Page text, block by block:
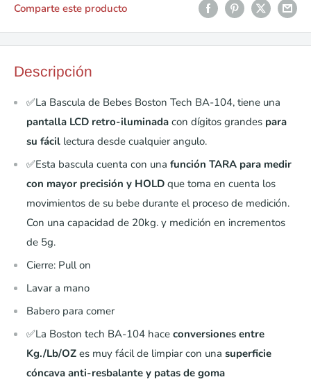
Comparte este producto
Descripción
✅La Bascula de Bebes Boston Tech BA-104, tiene una
pantalla LCD retro-iluminada con dígitos grandes para
su fácil lectura desde cualquier angulo.
✅Esta bascula cuenta con una función TARA para medir
con mayor precisión y HOLD que toma en cuenta los
movimientos de su bebe durante el proceso de medición.
Con una capacidad de 20kg. y medición en incrementos
de 5g.
Cierre: Pull on
Lavar a mano
Babero para comer
✅La Boston tech BA-104 hace conversiones entre
Kg./Lb/OZ es muy fácil de limpiar con una superficie
cóncava anti-resbalante y patas de goma